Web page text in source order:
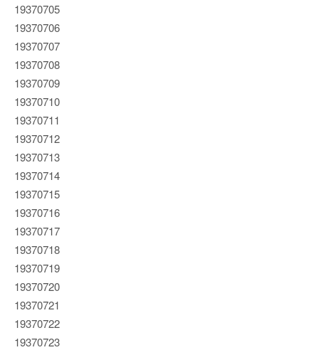
19370705
19370706
19370707
19370708
19370709
19370710
19370711
19370712
19370713
19370714
19370715
19370716
19370717
19370718
19370719
19370720
19370721
19370722
19370723